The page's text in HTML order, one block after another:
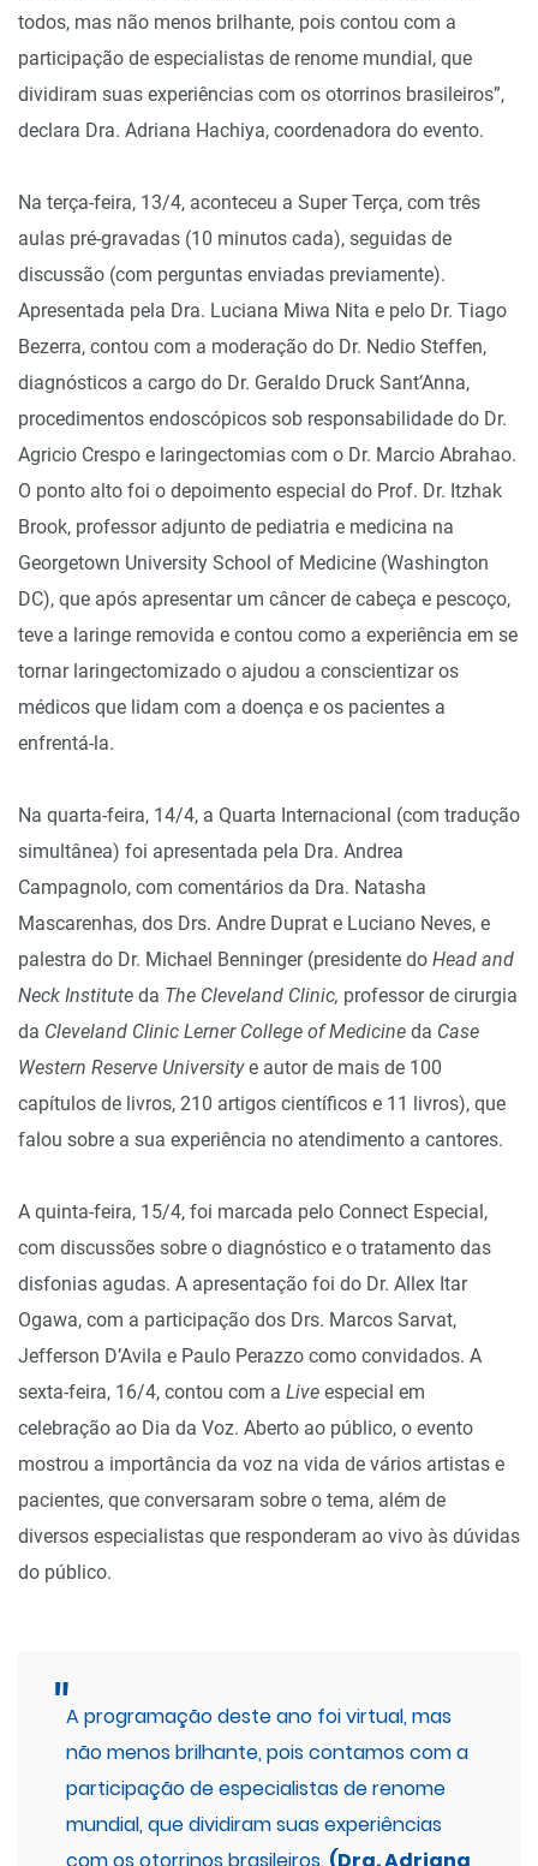
todos, mas não menos brilhante, pois contou com a
participação de especialistas de renome mundial, que
dividiram suas experiências com os otorrinos brasileiros”,
declara Dra. Adriana Hachiya, coordenadora do evento.
Na terça-feira, 13/4, aconteceu a Super Terça, com três
aulas pré-gravadas (10 minutos cada), seguidas de
discussão (com perguntas enviadas previamente).
Apresentada pela Dra. Luciana Miwa Nita e pelo Dr. Tiago
Bezerra, contou com a moderação do Dr. Nedio Steffen,
diagnósticos a cargo do Dr. Geraldo Druck Sant’Anna,
procedimentos endoscópicos sob responsabilidade do Dr.
Agricio Crespo e laringectomias com o Dr. Marcio Abrahao.
O ponto alto foi o depoimento especial do Prof. Dr. Itzhak
Brook, professor adjunto de pediatria e medicina na
Georgetown University School of Medicine (Washington
DC), que após apresentar um câncer de cabeça e pescoço,
teve a laringe removida e contou como a experiência em se
tornar laringectomizado o ajudou a conscientizar os
médicos que lidam com a doença e os pacientes a
enfrentá-la.
Na quarta-feira, 14/4, a Quarta Internacional (com tradução
simultânea) foi apresentada pela Dra. Andrea
Campagnolo, com comentários da Dra. Natasha
Mascarenhas, dos Drs. Andre Duprat e Luciano Neves, e
palestra do Dr. Michael Benninger (presidente do Head and
Neck Institute da The Cleveland Clinic, professor de cirurgia
da Cleveland Clinic Lerner College of Medicine da Case
Western Reserve Universitye autor de mais de 100
capítulos de livros, 210 artigos científicos e 11 livros), que
falou sobre a sua experiência no atendimento a cantores.
A quinta-feira, 15/4, foi marcada pelo Connect Especial,
com discussões sobre o diagnóstico e o tratamento das
disfonias agudas. A apresentação foi do Dr. Allex Itar
Ogawa, com a participação dos Drs. Marcos Sarvat,
Jefferson D’Avila e Paulo Perazzo como convidados. A
sexta-feira, 16/4, contou com a Live especial em
celebração ao Dia da Voz. Aberto ao público, o evento
mostrou a importância da voz na vida de vários artistas e
pacientes, que conversaram sobre o tema, além de
diversos especialistas que responderam ao vivo às dúvidas
do público.
A programação deste ano foi virtual, mas
não menos brilhante, pois contamos com a
participação de especialistas de renome
mundial, que dividiram suas experiências
com os otorrinos brasileiros. (Dra. Adriana